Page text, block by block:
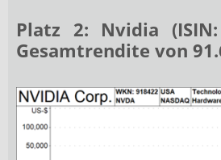
Platz 2: Nvidia
Gesamtrendite von